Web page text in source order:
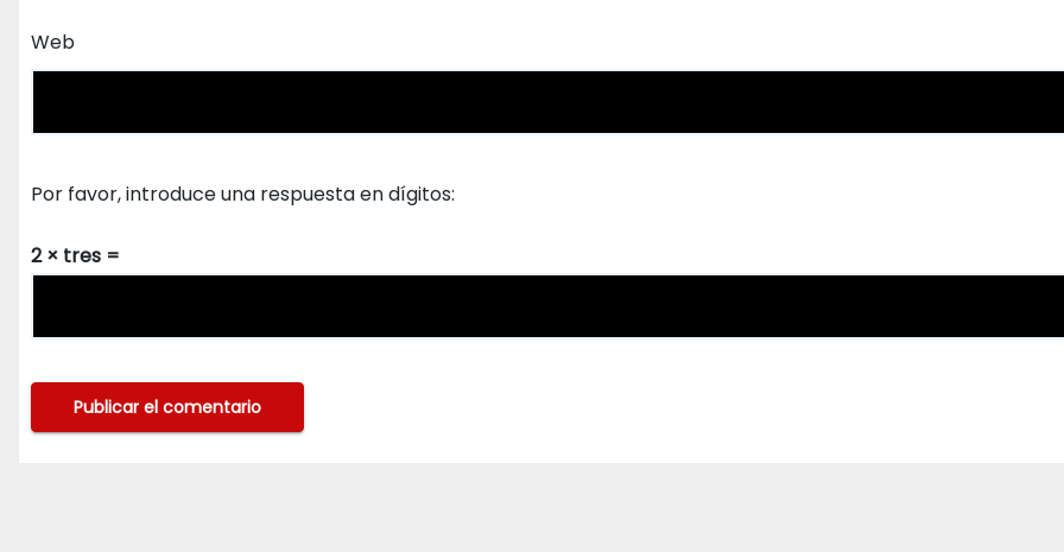
Web
Por favor, introduce una respuesta en dígitos:
2 × tres =